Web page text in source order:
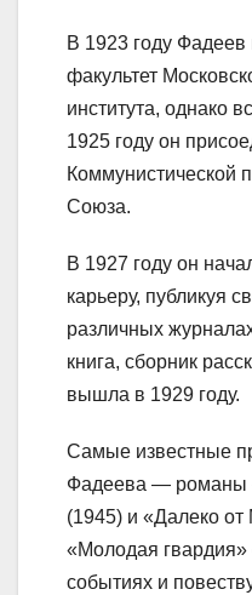
В 1923 году Фадеев
факультет
института, однако
1925 году он
Коммунистической
Союза.
В 1927 году он
карьеру, публикуя
различных
книга, сборник
вышла в 1929 году.
Самые известные
Фадеева — романы
(1945) и «Далеко
«Молодая
событиях и